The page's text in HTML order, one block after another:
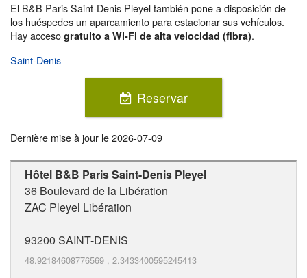
El B&B Paris Saint-Denis Pleyel también pone a disposición de
los huéspedes un aparcamiento para estacionar sus vehículos.
Hay acceso gratuito a Wi-Fi de alta velocidad (fibra).
Saint-Denis
Reservar
Dernière mise à jour le2026-07-09
Hôtel B&B Paris Saint-Denis Pleyel
36 Boulevard de la Libération
ZAC Pleyel Libération
93200 SAINT-DENIS
48.92184608776569 , 2.3433400595245413